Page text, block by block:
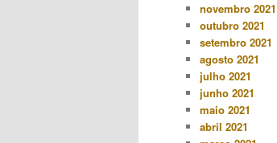
novembro 2021
outubro 2021
setembro 2021
agosto 2021
julho 2021
junho 2021
maio 2021
abril 2021